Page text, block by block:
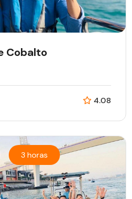
Cobalto
4.08
3 horas